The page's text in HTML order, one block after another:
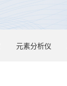
元素分析仪